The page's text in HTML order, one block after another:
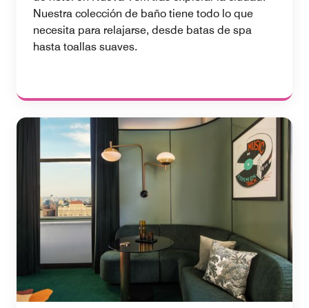
Nuestra colección de baño tiene todo lo que
necesita para relajarse, desde batas de spa
hasta toallas suaves.